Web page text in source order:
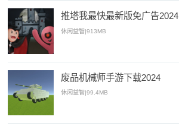
推塔我最快最新版免广告2024
休闲益智|913MB
废品机械师手游下载2024
休闲益智|99.4MB